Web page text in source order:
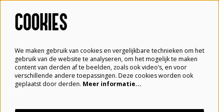
Aanmelden
COOKIES
We maken gebruik van cookies en vergelijkbare technieken om het
gebruik van de website te analyseren, om het mogelijk te maken
content van derden af te beelden, zoals ook video’s, en voor
verschillende andere toepassingen. Deze cookies worden ook
geplaatst door derden. Meer informatie…